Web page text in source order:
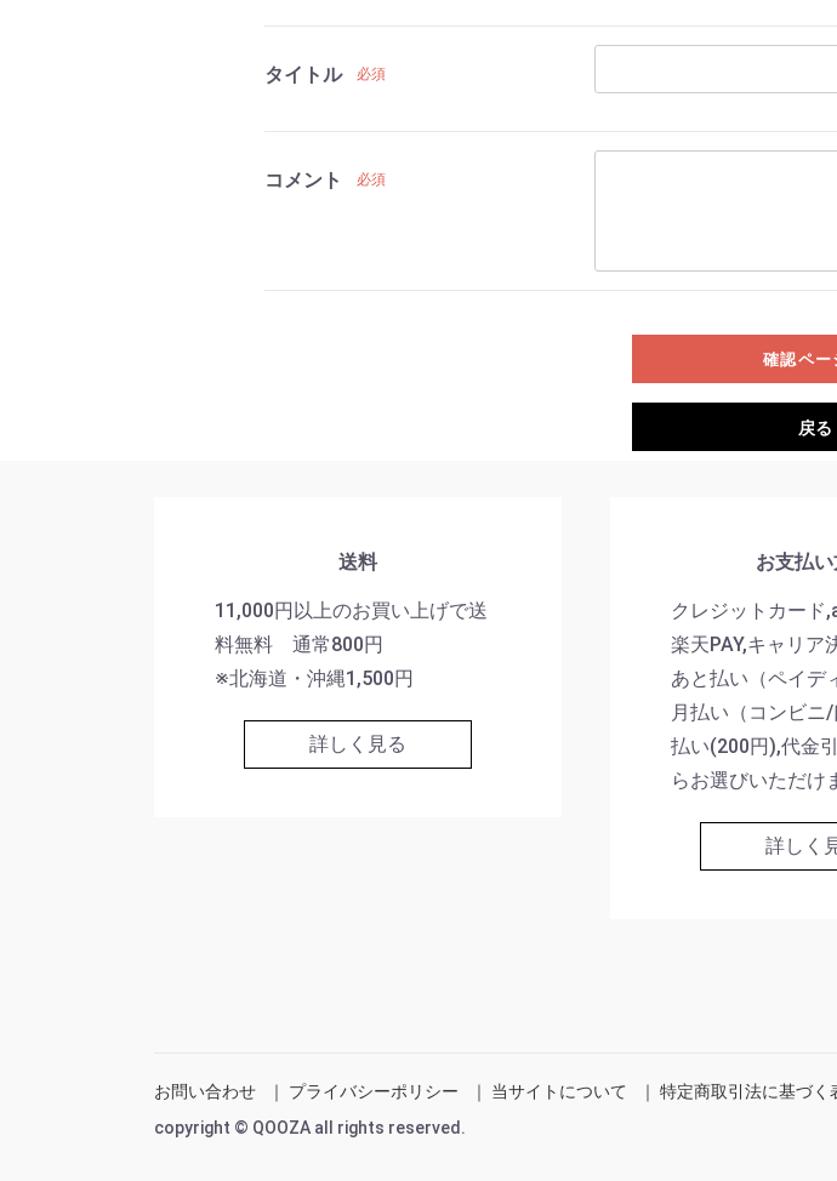
タイトル 必須
コメント 必須
確認ペー
戻る
送料
11,000円以上のお買い上げで送
料無料 通常800円
※北海道・沖縄1,500円
詳しく見る
お支払
クレジットカード
楽天PAY,キャリア
あと払い（ペイデ
月払い（コンビニ
払い(200円),代金
らお選びいただけ
詳しく
お問い合わせ ｜ プライバシーポリシー ｜ 当サイトについて ｜ 特定商取引法に基づく
copyright © QOOZA all rights reserved.